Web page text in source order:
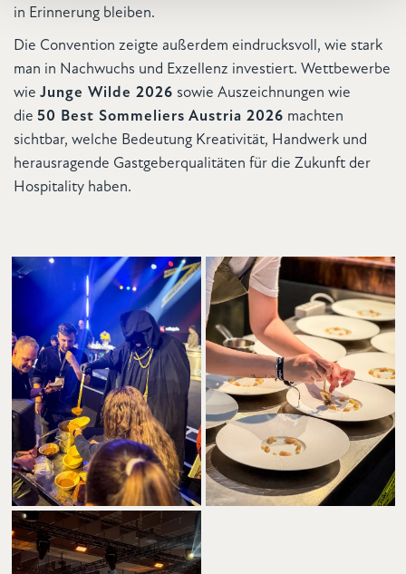
Marketing
Details zeigen
in Erinnerung bleiben.
Die Convention zeigte außerdem eindrucksvoll, wie stark
man in Nachwuchs und Exzellenz investiert. Wettbewerbe
wie Junge Wilde 2026 sowie Auszeichnungen wie
die 50 Best Sommeliers Austria 2026 machten
sichtbar, welche Bedeutung Kreativität, Handwerk und
herausragende Gastgeberqualitäten für die Zukunft der
Hospitality haben.